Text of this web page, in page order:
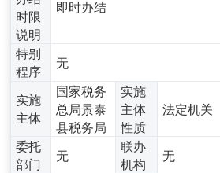
时限
说明
即时办结
特别
程序
无
实施
主体
国家税务
总局景泰
县税务局
实施
主体
性质
法定机关
委托
部门
无
联办
机构
无